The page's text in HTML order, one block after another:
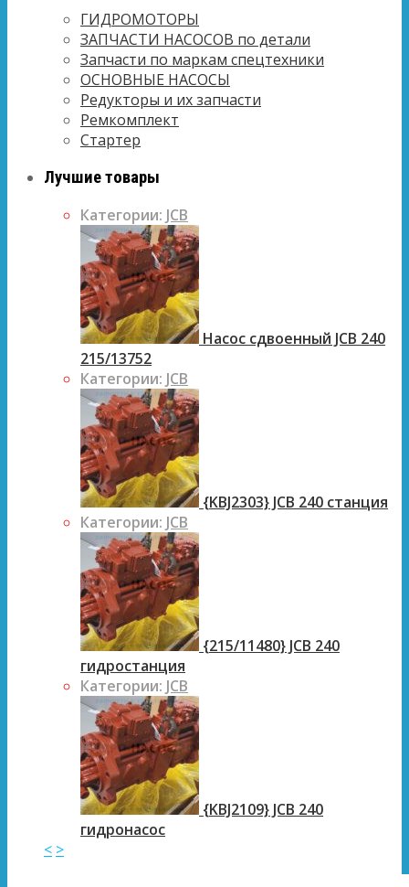
ГИДРОМОТОРЫ
ЗАПЧАСТИ НАСОСОВ по детали
Запчасти по маркам спецтехники
ОСНОВНЫЕ НАСОСЫ
Редукторы и их запчасти
Ремкомплект
Стартер
Лучшие товары
Категории: JCB
Насос сдвоенный JCB 240
215/13752
Категории: JCB
{KBJ2303} JCB 240 станция
Категории: JCB
{215/11480} JCB 240
гидростанция
Категории: JCB
{KBJ2109} JCB 240
гидронасос
< >